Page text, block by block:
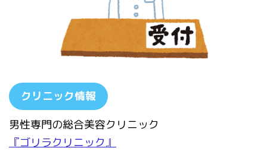
クリニック情報
男性専門の総合美容クリニック
『ゴリラクリニック』